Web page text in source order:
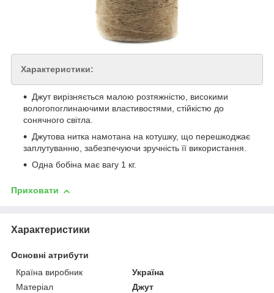
Характеристики:
Джут вирізняється малою розтяжністю, високими
вологопоглинаючими властивостями, стійкістю до
сонячного світла.
Джутова нитка намотана на котушку, що перешкоджає
заплутуванню, забезпечуючи зручність її використання.
Одна бобіна має вагу 1 кг.
Приховати
Характеристики
Основні атрибути
Країна виробник
Україна
Матеріал
Джут